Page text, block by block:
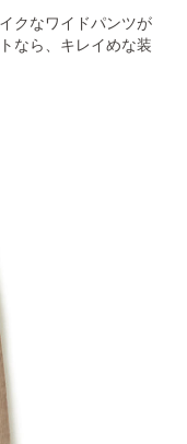
クなワイドパンツが
なら、キレイめな装